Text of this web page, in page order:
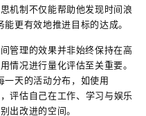
机制不仅能帮助他发现时间浪
更有效地推进目标的达成。
管理的效果并非始终保持在高
情况进行量化评估至关重要。
一天的活动分布，如使用
评估自己在工作、学习与娱乐
出改进的空间。